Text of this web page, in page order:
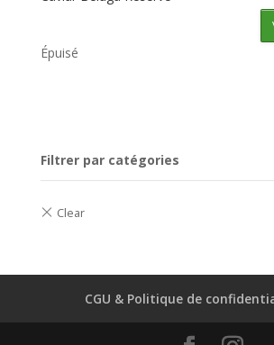
Épuisé
Filtrer par catégories
CGU & Politique de